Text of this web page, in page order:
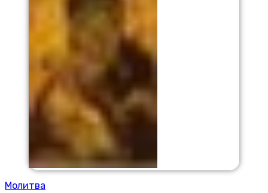
Молитва